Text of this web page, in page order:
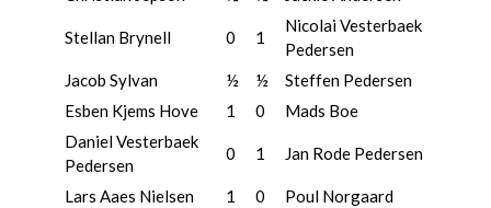
Stellan Brynell 0 1
Nicolai Vesterbaek
Pedersen
Jacob Sylvan
½ ½
Steffen Pedersen
Esben Kjems Hove
1 0
Mads Boe
Daniel Vesterbaek
Pedersen
0 1 Jan Rode Pedersen
Lars Aaes Nielsen 1 0 Poul Norgaard